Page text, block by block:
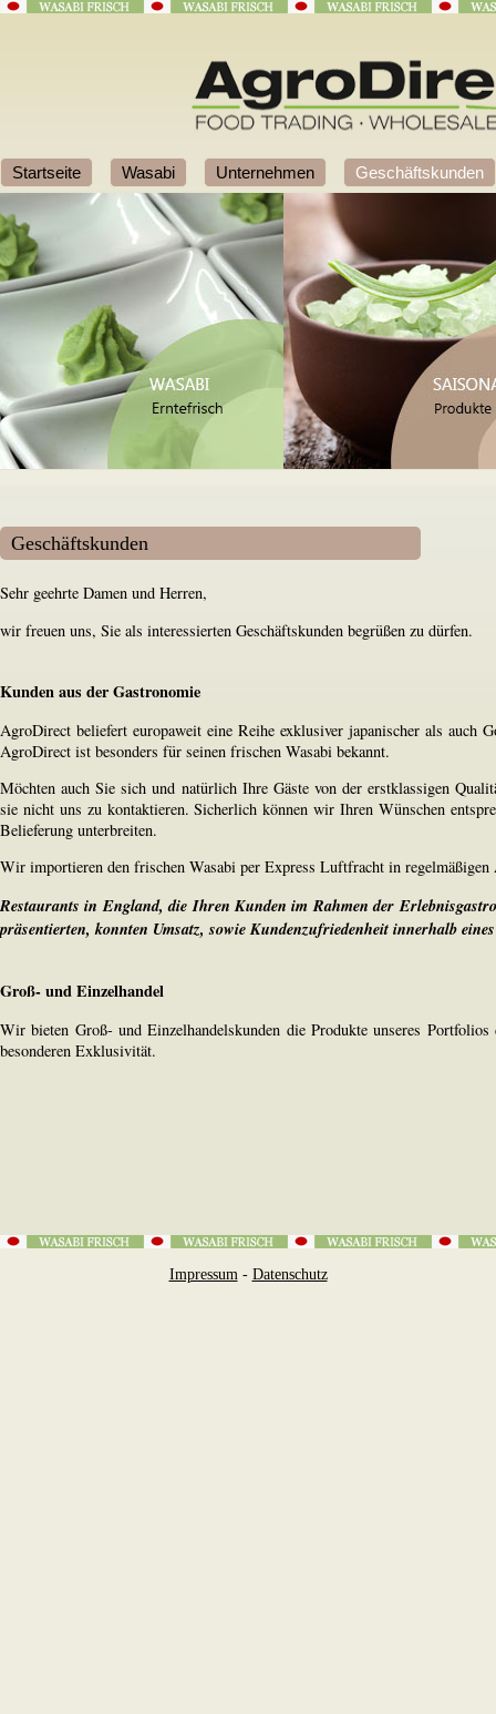
Startseite Wasabi Unternehmen Geschäftskunden
Geschäftskunden
Sehr geehrte Damen und Herren,
wir freuen uns, Sie als interessierten Geschäftskunden begrüßen zu dürfen.
Kunden aus der Gastronomie
AgroDirect beliefert europaweit eine Reihe exklusiver japanischer als auch
AgroDirect ist besonders für seinen frischen Wasabi bekannt.
Möchten auch Sie sich und natürlich Ihre Gäste von der erstklassigen
sie nicht uns zu kontaktieren. Sicherlich können wir Ihren Wünschen
Belieferung unterbreiten.
Wir importieren den frischen Wasabi per Express Luftfracht in regelmäßigen
Restaurants in England, die Ihren Kunden im Rahmen der
präsentierten, konnten Umsatz, sowie Kundenzufriedenheit innerhalb
Groß- und Einzelhandel
Wir bieten Groß- und Einzelhandelskunden die Produkte unseres
besonderen Exklusivität.
Impressum - Datenschutz